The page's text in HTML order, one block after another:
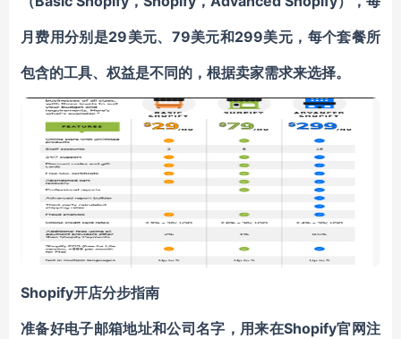
月费用分别是29美元、79美元和299美元，每个套餐所
包含的工具、权益是不同的，根据卖家需求来选择。
Shopify开店分步指南
准备好电子邮箱地址和公司名字，用来在Shopify官网注